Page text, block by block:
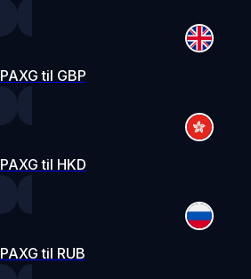
PAXG til GBP
PAXG til HKD
PAXG til RUB